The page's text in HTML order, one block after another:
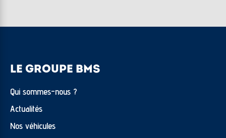
LE GROUPE BMS
Qui sommes-nous ?
Actualités
Nos véhicules